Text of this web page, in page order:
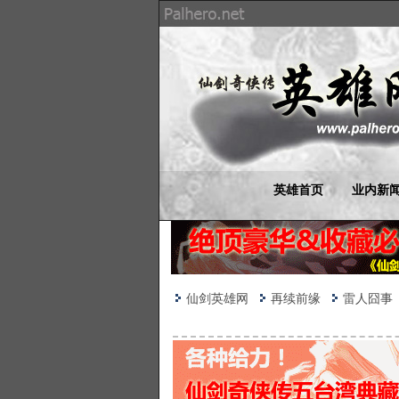
英雄首页 业内新
仙剑英雄网 再续前缘 雷人囧事